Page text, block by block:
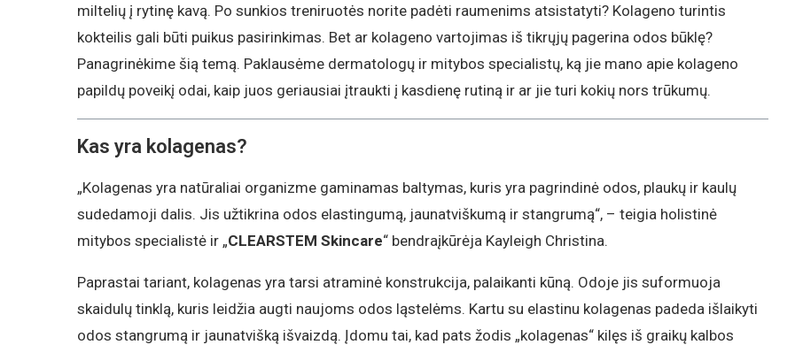
miltelių į rytinę kavą. Po sunkios treniruotės norite padėti raumenims atsistatyti? Kolageno turintis
kokteilis gali būti puikus pasirinkimas. Bet ar kolageno vartojimas iš tikrųjų pagerina odos būklę?
Panagrinėkime šią temą. Paklausėme dermatologų ir mitybos specialistų, ką jie mano apie kolageno
papildų poveikį odai, kaip juos geriausiai įtraukti į kasdienę rutiną ir ar jie turi kokių nors trūkumų.
Kas yra kolagenas?
„Kolagenas yra natūraliai organizme gaminamas baltymas, kuris yra pagrindinė odos, plaukų ir kaulų
sudedamoji dalis. Jis užtikrina odos elastingumą, jaunatviškumą ir stangrumą“, – teigia holistinė
mitybos specialistė ir „CLEARSTEM Skincare“ bendraįkūrėja Kayleigh Christina.
Paprastai tariant, kolagenas yra tarsi atraminė konstrukcija, palaikanti kūną. Odoje jis suformuoja
skaidulų tinklą, kuris leidžia augti naujoms odos ląstelėms. Kartu su elastinu kolagenas padeda išlaikyti
odos stangrumą ir jaunatvišką išvaizdą. Įdomu tai, kad pats žodis „kolagenas“ kilęs iš graikų kalbos